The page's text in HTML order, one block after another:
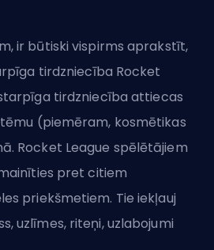
ir būtiski vispirms aprakstīt,
tirdzniecība Rocket
tirdzniecība attiecas
(piemēram, kosmētikas
Rocket League spēlētājiem
pret citiem
priekšmetiem. Tie iekļauj
uzlīmes, riteņi, uzlabojumi